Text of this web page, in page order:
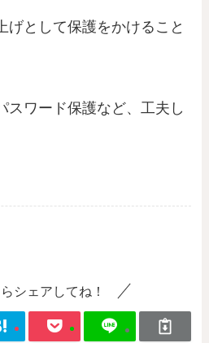
げとして保護をかけること
スワード保護など、工夫し
シェアしてね！